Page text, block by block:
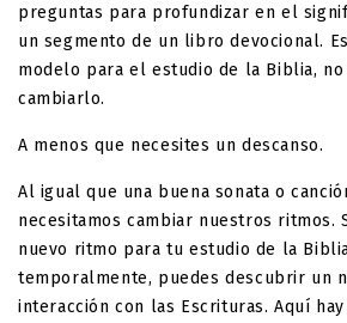
preguntas para profundizar en el
un segmento de un libro devocional.
modelo para el estudio de la Biblia, no
cambiarlo.
A menos que necesites un descanso.
Al igual que una buena sonata o
necesitamos cambiar nuestros ritmos.
nuevo ritmo para tu estudio de la
temporalmente, puedes descubrir un
interacción con las Escrituras. Aquí